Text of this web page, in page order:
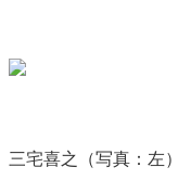
三宅喜之（写真：左）